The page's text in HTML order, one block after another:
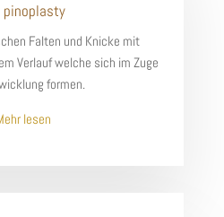
pinoplasty
Falten und Knicke mit
Verlauf welche sich im Zuge
formen.
lesen